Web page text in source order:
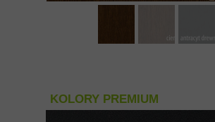
KOLORY PREMIUM